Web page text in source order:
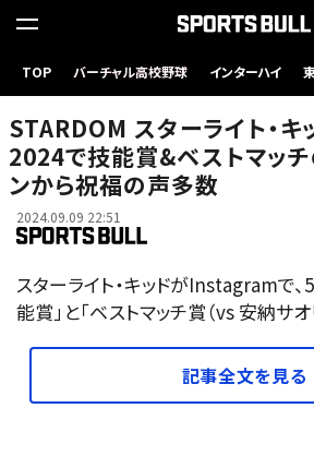
TOP バーチャル高校野球 インターハイ
STARDOM スターライト・キ
2024で技能賞&ベストマッチ
ンから祝福の声多数
2024.09.09 22:51
スターライト・キッドがInstagramで
能賞」と「ベストマッチ賞（vs 安納サ
記事全文を見る